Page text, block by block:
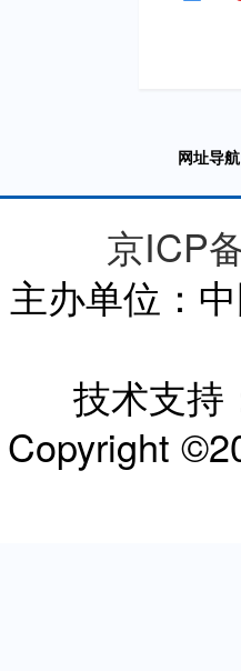
网址导航
京ICP
主办单位：
技术支
Copyright